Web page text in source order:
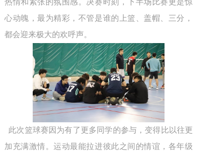
热情和紧张的氛围感。决赛时刻，下半场比赛更是惊
心动魄，最为精彩，不管是谁的上篮、盖帽、三分，
都会迎来极大的欢呼声。
此次篮球赛因为有了更多同学的参与，变得比以往更
加充满激情。运动最能拉进彼此之间的情谊，各年级